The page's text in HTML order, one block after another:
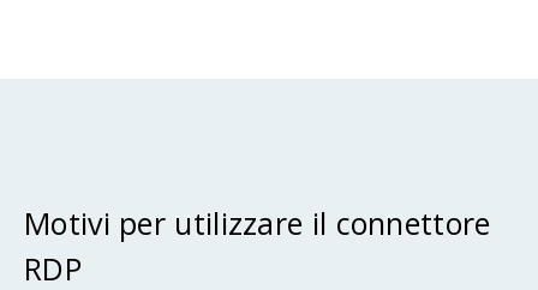
Motivi per utilizzare il connettore
RDP